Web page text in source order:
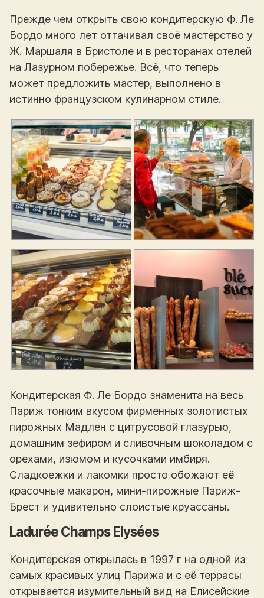
Прежде чем открыть свою кондитерскую Ф. Ле
Бордо много лет оттачивал своё мастерство у
Ж. Маршаля в Бристоле и в ресторанах отелей
на Лазурном побережье. Всё, что теперь
может предложить мастер, выполнено в
истинно французском кулинарном стиле.
Кондитерская Ф. Ле Бордо знаменита на весь
Париж тонким вкусом фирменных золотистых
пирожных Мадлен с цитрусовой глазурью,
домашним зефиром и сливочным шоколадом с
орехами, изюмом и кусочками имбиря.
Сладкоежки и лакомки просто обожают её
красочные макарон, мини-пирожные Париж-
Брест и удивительно слоистые круассаны.
Ladurée Champs Elysées
Кондитерская открылась в 1997 г на одной из
самых красивых улиц Парижа и с её террасы
открывается изумительный вид на Елисейские